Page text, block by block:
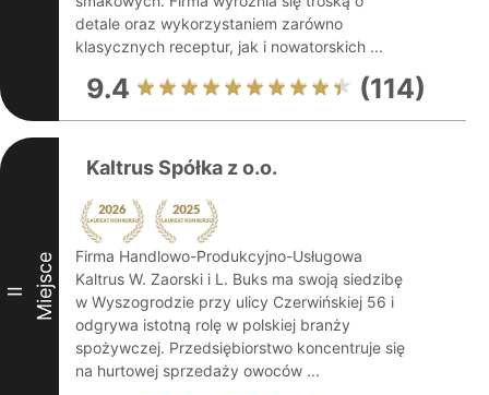
detale oraz wykorzystaniem zarówno
klasycznych receptur, jak i nowatorskich ...
9.4 (114)
II Miejsce
Kaltrus Spółka z o.o.
Firma Handlowo-Produkcyjno-Usługowa
Kaltrus W. Zaorski i L. Buks ma swoją siedzibę
w Wyszogrodzie przy ulicy Czerwińskiej 56 i
odgrywa istotną rolę w polskiej branży
spożywczej. Przedsiębiorstwo koncentruje się
na hurtowej sprzedaży owoców ...